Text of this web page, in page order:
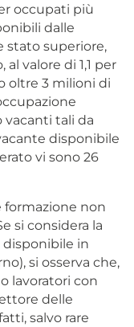
occupati più
dalle
stato superiore,
valore di 1,1 per
oltre 3 milioni di
vacanti tali da
disponibile
vi sono 26
non
si considera la
in
si osserva che,
lavoratori con
delle
salvo rare